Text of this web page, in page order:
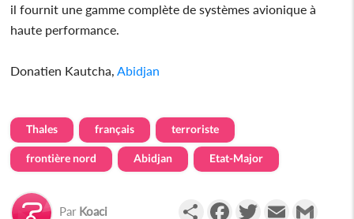
il fournit une gamme complète de systèmes avionique à
haute performance.
Donatien Kautcha, Abidjan
Thales français terroriste
frontière nord Abidjan Etat-Major
Par Koaci PartagerFacebookTwitterEmail